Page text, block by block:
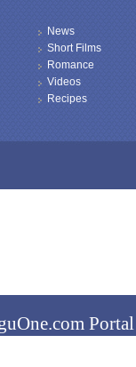
News
Short Films
Romance
Videos
Recipes